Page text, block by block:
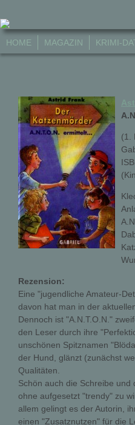
HOME MAGAZIN KRIMI-
(1.
Rezension:
Eine "jugendliche Amateur-
davon hat man in der
Dennoch ist "A.N.T.O.N."
den Leser durch ihre
unschönen Spitznamen
der Hund, glänzt (zunächst
Qualitäten.
Schön auch die Schreibe und
ohne aufgesetzt "trendy" zu
allem gelingt es der Autorin,
einen "Zusatznutzen" für die